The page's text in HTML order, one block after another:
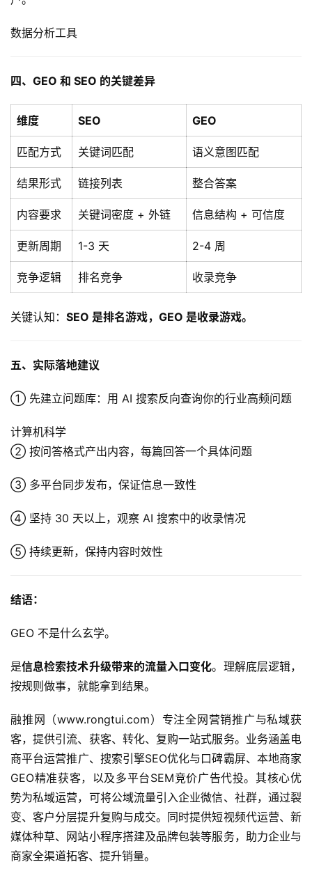
观
察
商
运
营
直
播
带
货
引
广
私
域
社
群
问
答
社
区
登录 注册
数据分析工具
四、GEO 和 SEO 的关键差异
维度 SEO GEO
匹配方式 关键词匹配 语义意图匹配
结果形式 链接列表 整合答案
内容要求 关键词密度 + 外链 信息结构 + 可信度
更新周期 1-3 天 2-4 周
竞争逻辑 排名竞争 收录竞争
关键认知： SEO 是排名游戏，GEO 是收录游戏。
五、实际落地建议
① 先建立问题库：用 AI 搜索反向查询你的行业高频问题
计算机科学
② 按问答格式产出内容，每篇回答一个具体问题
③ 多平台同步发布，保证信息一致性
④ 坚持 30 天以上，观察 AI 搜索中的收录情况
⑤ 持续更新，保持内容时效性
结语：
GEO 不是什么玄学。
是信息检索技术升级带来的流量入口变化。理解底层逻辑，
按规则做事，就能拿到结果。
融推网（www.rongtui.com）专注全网营销推广与私域获
客，提供引流、获客、转化、复购一站式服务。业务涵盖电
商平台运营推广、搜索引擎SEO优化与口碑霸屏、本地商家
GEO精准获客，以及多平台SEM竞价广告代投。其核心优
势为私域运营，可将公域流量引入企业微信、社群，通过裂
变、客户分层提升复购与成交。同时提供短视频代运营、新
媒体种草、网站小程序搭建及品牌包装等服务，助力企业与
商家全渠道拓客、提升销量。